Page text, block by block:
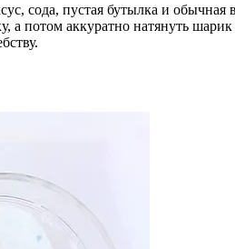
сода, пустая бутылка и
потом аккуратно натянуть